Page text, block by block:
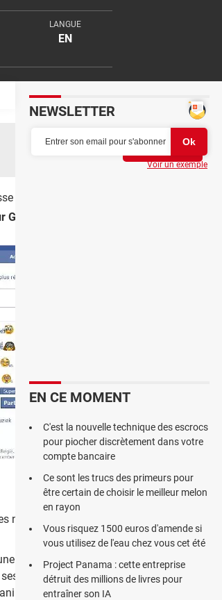
LANGUE
EN
ou encore l'étonnement. On peut avoir
Google Chrome.
navigateurs tels que
collection contenant jusqu'à 500
conversations instantanées sur
sonores et vidéo.
NEWSLETTER
Voir un exemple
EN CE MOMENT
C'est la nouvelle technique des escrocs
pour piocher discrètement dans votre
compte bancaire
Ce sont les trucs des primeurs pour
être certain de choisir le meilleur melon
en rayon
Vous risquez 1500 euros d'amende si
vous utilisez de l'eau chez vous cet été
Project Panama : cette entreprise
détruit des millions de livres pour
entraîner son IA